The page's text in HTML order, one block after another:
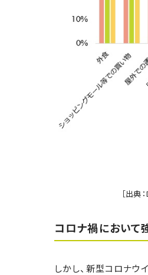
［出典
コロナ禍におい
しかし、新型コロナ